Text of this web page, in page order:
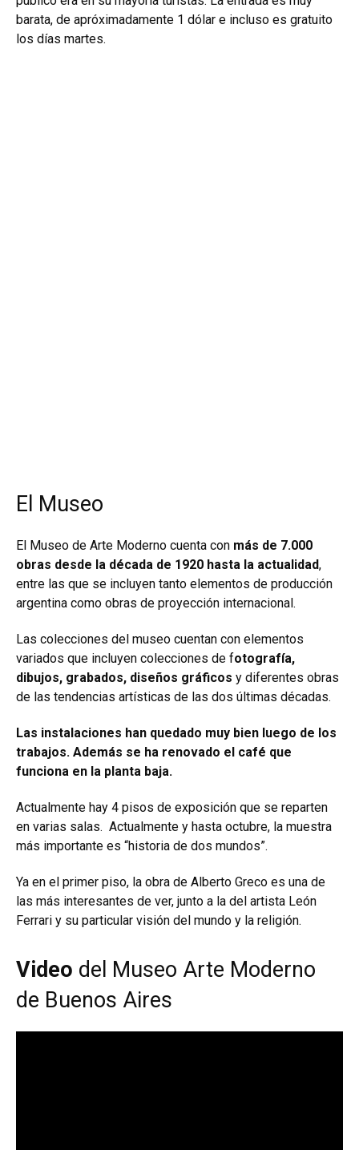
barata, de apróximadamente 1 dólar e incluso es gratuito
los días martes.
El Museo
El Museo de Arte Moderno cuenta con más de 7.000
obras desde la década de 1920 hasta la actualidad,
entre las que se incluyen tanto elementos de producción
argentina como obras de proyección internacional.
Las colecciones del museo cuentan con elementos
variados que incluyen colecciones de fotografía,
dibujos, grabados, diseños gráficos y diferentes obras
de las tendencias artísticas de las dos últimas décadas.
Las instalaciones han quedado muy bien luego de los
trabajos. Además se ha renovado el café que
funciona en la planta baja.
Actualmente hay 4 pisos de exposición que se reparten
en varias salas. Actualmente y hasta octubre, la muestra
más importante es “historia de dos mundos”.
Ya en el primer piso, la obra de Alberto Greco es una de
las más interesantes de ver, junto a la del artista León
Ferrari y su particular visión del mundo y la religión.
Video del Museo Arte Moderno
de Buenos Aires